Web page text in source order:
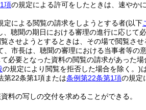
項の規定による許可をしたときは、速やか
定による閲覧の請求をしようとする者(以下
、聴聞の期日における審理の進行に応じて
させようとするときは、その場で閲覧さ
、市長は、聴聞の審理における当事者等の
必要となった資料の閲覧の請求があった
の規定により閲覧を拒否した場合を除く。)
第22条第1項または条例第22条第1項の規定
料の写しの交付を求めることができる。